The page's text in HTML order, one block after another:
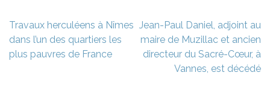
Navigation
de
l’article
Travaux herculéens à Nîmes
dans l’un des quartiers les
plus pauvres de France
Jean-Paul Daniel, adjoint au
maire de Muzillac et ancien
directeur du Sacré-Cœur, à
Vannes, est décédé